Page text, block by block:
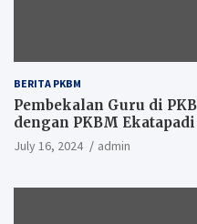
BERITA PKBM
Pembekalan Guru di
dengan PKBM Ekatapadi
July 16, 2024 admin